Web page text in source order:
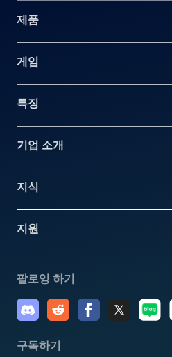
제품
게임
특징
기업 소개
지식
지원
팔로잉 하기
구독하기